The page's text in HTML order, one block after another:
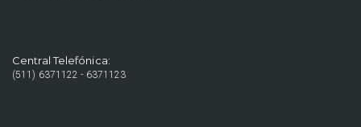
Central Telefónica:
(511) 6371122 - 6371123